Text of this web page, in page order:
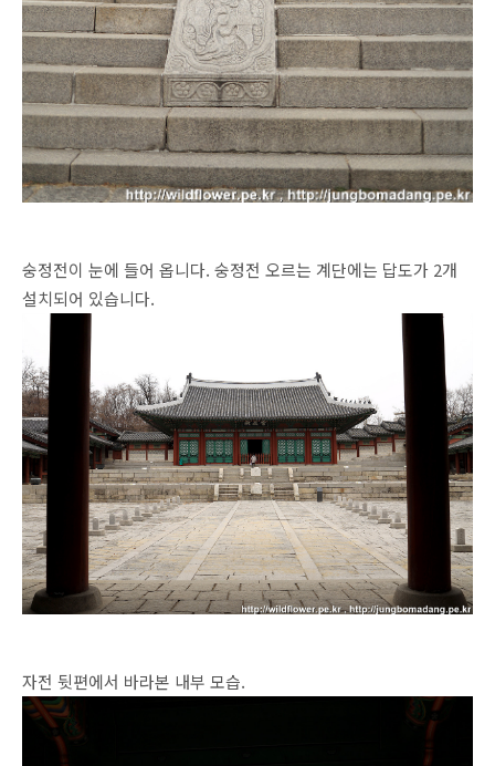
숭정전이 눈에 들어 옵니다. 숭정전 오르는 계단에는 답도가 2개
설치되어 있습니다.
자전 뒷편에서 바라본 내부 모습.